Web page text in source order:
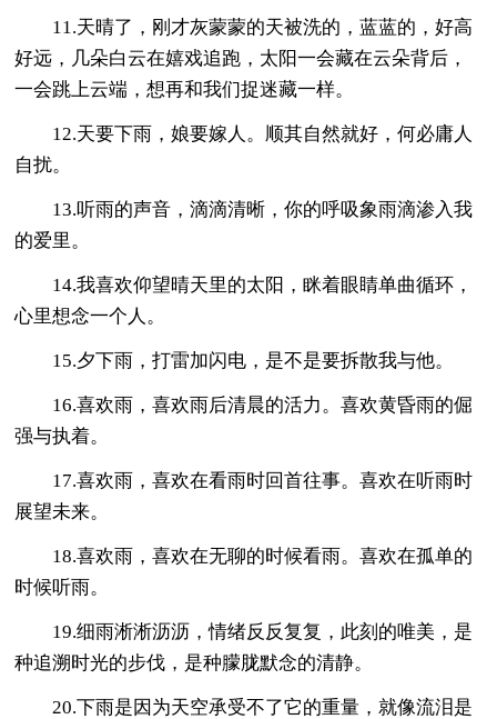
11.天晴了，刚才灰蒙蒙的天被洗的，蓝蓝的，好高
好远，几朵白云在嬉戏追跑，太阳一会藏在云朵背后，
一会跳上云端，想再和我们捉迷藏一样。
12.天要下雨，娘要嫁人。顺其自然就好，何必庸人
自扰。
13.听雨的声音，滴滴清晰，你的呼吸象雨滴渗入我
的爱里。
14.我喜欢仰望晴天里的太阳，眯着眼睛单曲循环，
心里想念一个人。
15.夕下雨，打雷加闪电，是不是要拆散我与他。
16.喜欢雨，喜欢雨后清晨的活力。喜欢黄昏雨的倔
强与执着。
17.喜欢雨，喜欢在看雨时回首往事。喜欢在听雨时
展望未来。
18.喜欢雨，喜欢在无聊的时候看雨。喜欢在孤单的
时候听雨。
19.细雨淅淅沥沥，情绪反反复复，此刻的唯美，是
种追溯时光的步伐，是种朦胧默念的清静。
20.下雨是因为天空承受不了它的重量，就像流泪是